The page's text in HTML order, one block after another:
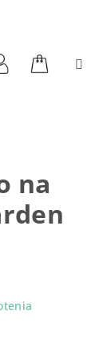
na